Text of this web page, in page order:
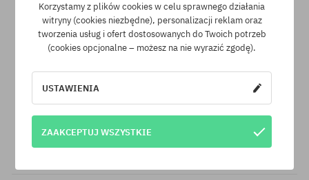
rozmiar uniwersalny
Dostępne rozmiary:
M-L
Program lojalnościowy SuperClub
SuperClub to nasz program lojalnościowy, dzięki któremu za
zakupy produktów nieprzecenionych otrzymujesz na swoje
konto do 12% wartości zamówienia!
Korzystamy z plików cookies w celu sprawnego działania
witryny (cookies niezbędne), personalizacji reklam oraz
tworzenia usług i ofert dostosowanych do Twoich potrzeb
(cookies opcjonalne – możesz na nie wyrazić zgodę).
USTAWIENIA
ZAAKCEPTUJ WSZYSTKIE